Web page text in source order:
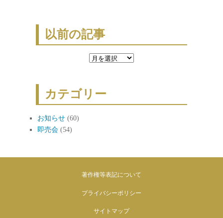
以前の記事
以
記
事
カテゴリー
お知らせ(60)
即売会(54)
著作権等表記について
プライバシーポリシー
サイトマップ